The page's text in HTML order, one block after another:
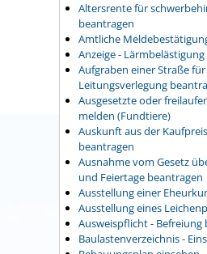
Altersrente für
beantragen
Amtliche
Anzeige -
Aufgraben einer Straße für
Leitungsverlegung
Ausgesetzte oder
melden (Fundtiere)
Auskunft aus der
beantragen
Ausnahme vom Gesetz
und Feiertage beantragen
Ausstellung einer
Ausstellung eines
Ausweispflicht - Befreiung
Baulastenverzeichnis -